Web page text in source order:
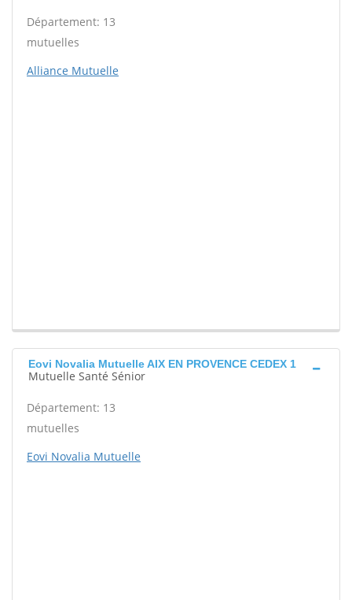
Département: 13
mutuelles
Alliance Mutuelle
Eovi Novalia Mutuelle AIX EN PROVENCE CEDEX 1
Mutuelle Santé Sénior
Département: 13
mutuelles
Eovi Novalia Mutuelle